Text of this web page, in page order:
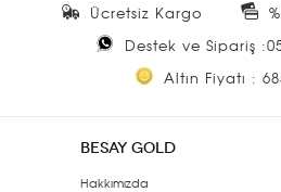
Ücretsiz Kargo
Destek ve Sipariş
Altın Fiyatı :
BESAY GOLD
Hakkımızda